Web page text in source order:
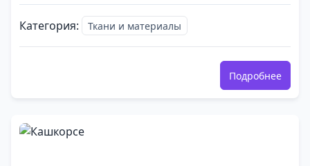
Категория: Ткани и материалы
Подробнее